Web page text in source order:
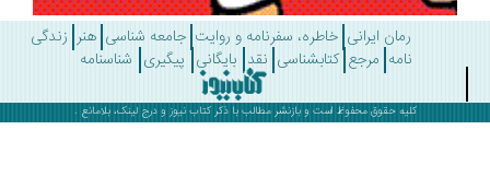
رمان ایرانی خاطره، سفرنامه و روایت جامعه شناسی هنر زندگی
مرجع کتابشناسی نقد بایگانی پیگیری شناسنامه
کلیه حقوق محفوظ است و بازنشر مطالب با ذکرکتاب نیوز و درج لینک، بلامانع .